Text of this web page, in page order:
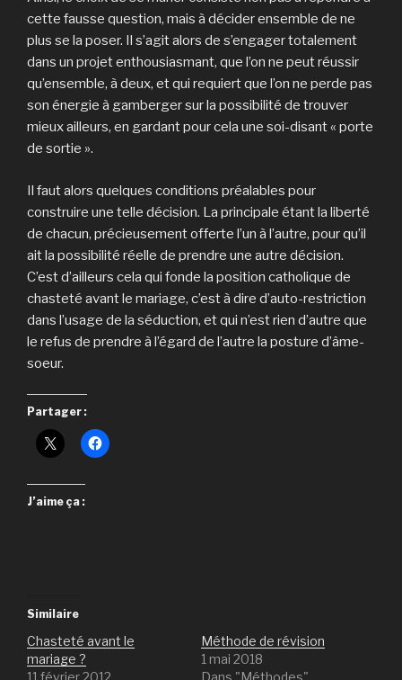
cette fausse question, mais à décider ensemble de ne
plus se la poser. Il s’agit alors de s’engager totalement
dans un projet enthousiasmant, que l’on ne peut réussir
qu’ensemble, à deux, et qui requiert que l’on ne perde pas
son énergie à gamberger sur la possibilité de trouver
mieux ailleurs, en gardant pour cela une soi-disant « porte
de sortie ».
Il faut alors quelques conditions préalables pour
construire une telle décision. La principale étant la liberté
de chacun, précieusement offerte l’un à l’autre, pour qu’il
ait la possibilité réelle de prendre une autre décision.
C’est d’ailleurs cela qui fonde la position catholique de
chasteté avant le mariage, c’est à dire d’auto-restriction
dans l’usage de la séduction, et qui n’est rien d’autre que
le refus de prendre à l’égard de l’autre la posture d’âme-
soeur.
Partager :
J’aime ça :
Similaire
Chasteté avant le
mariage ?
Méthode de révision
1 mai 2018